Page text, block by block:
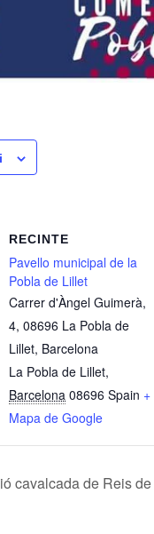
RECINTE
Pavello municipal de la
Pobla de Lillet
Carrer d'Àngel Guimerà,
4, 08696 La Pobla de
Lillet, Barcelona
La Pobla de Lillet,
Barcelona 08696 Spain +
Mapa de Google
cavalcada de Reis